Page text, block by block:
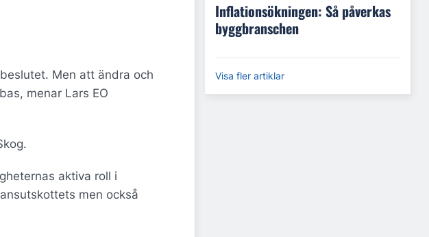
Men att ändra och
menar Lars EO
aktiva roll i
men också
Inflationsökningen: Så påverkas
byggbranschen
Visa fler artiklar